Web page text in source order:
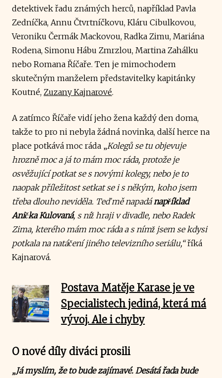
detektivek řadu známých herců, například Pavla
Zedníčka, Annu Čtvrtníčkovu, Kláru Cibulkovou,
Veroniku Čermák Mackovou, Radka Zimu, Mariána
Rodena, Simonu Hábu Zmrzlou, Martina Zahálku
nebo Romana Říčaře. Ten je mimochodem
skutečným manželem představitelky kapitánky
Koutné, Zuzany Kajnarové.
A zatímco Říčaře vidí jeho žena každý den doma,
takže to pro ni nebyla žádná novinka, další herce na
place potkává moc ráda „Kolegů se tu objevuje
hrozně moc a já to mám moc ráda, protože je
osvěžující potkat se s novými kolegy, nebo je to
naopak příležitost setkat se i s někým, koho jsem
třeba dlouho neviděla. Teď mě napadánapříklad
Anička Kulovaná, s níž hraji v divadle, nebo Radek
Zima, kterého mám moc ráda a s nímž jsem se kdysi
potkala na natáčení jiného televizního seriálu,“říká
Kajnarová.
Postava Matěje Karase je ve
Specialistech jediná, která má
vývoj. Ale i chyby
O nové díly diváci prosili
„Já myslím, že to bude zajímavé. Desátá řada bude